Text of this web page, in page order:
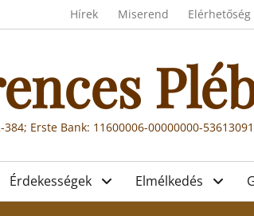
Header menu
Hírek Miserend Elérhetőség
Erste Bank: 11600006-00000000-53613091
Érdekességek Elmélkedés